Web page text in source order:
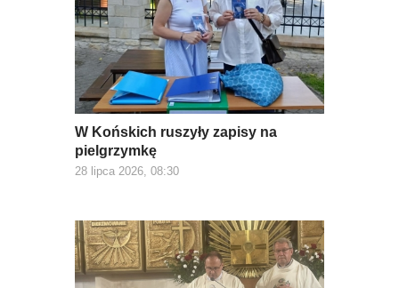
W Końskich ruszyły zapisy na
pielgrzymkę
28 lipca 2026, 08:30